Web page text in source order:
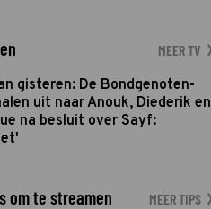
MEER TV
gisteren: De Bondgenoten-
uit naar Anouk, Diederik en
na besluit over Sayf:
om te streamen MEER TIPS